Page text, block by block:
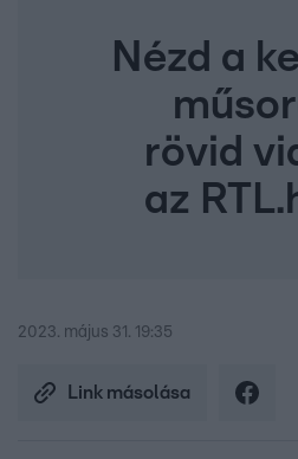
Nézd a
rövid
az
2023. május 31. 19:35
Link másolása